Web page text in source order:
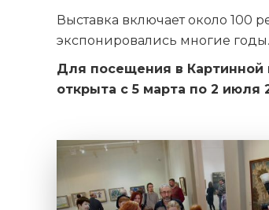
Выставка включает около 100
экспонировались многие годы.
Для посещения в Картинной
открыта с 5 марта по 2 июля